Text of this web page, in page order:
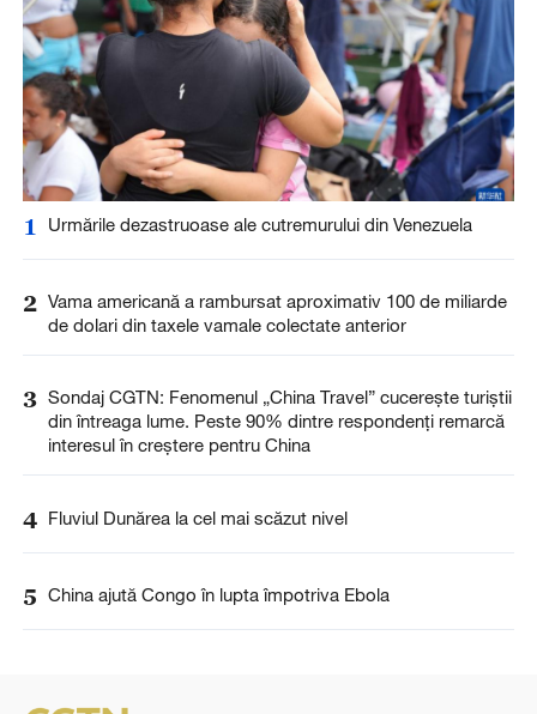
1 Urmările dezastruoase ale cutremurului din Venezuela
2 Vama americană a rambursat aproximativ 100 de miliarde
de dolari din taxele vamale colectate anterior
3 Sondaj CGTN: Fenomenul „China Travel” cucerește turiștii
din întreaga lume. Peste 90% dintre respondenți remarcă
interesul în creștere pentru China
4 Fluviul Dunărea la cel mai scăzut nivel
5 China ajută Congo în lupta împotriva Ebola